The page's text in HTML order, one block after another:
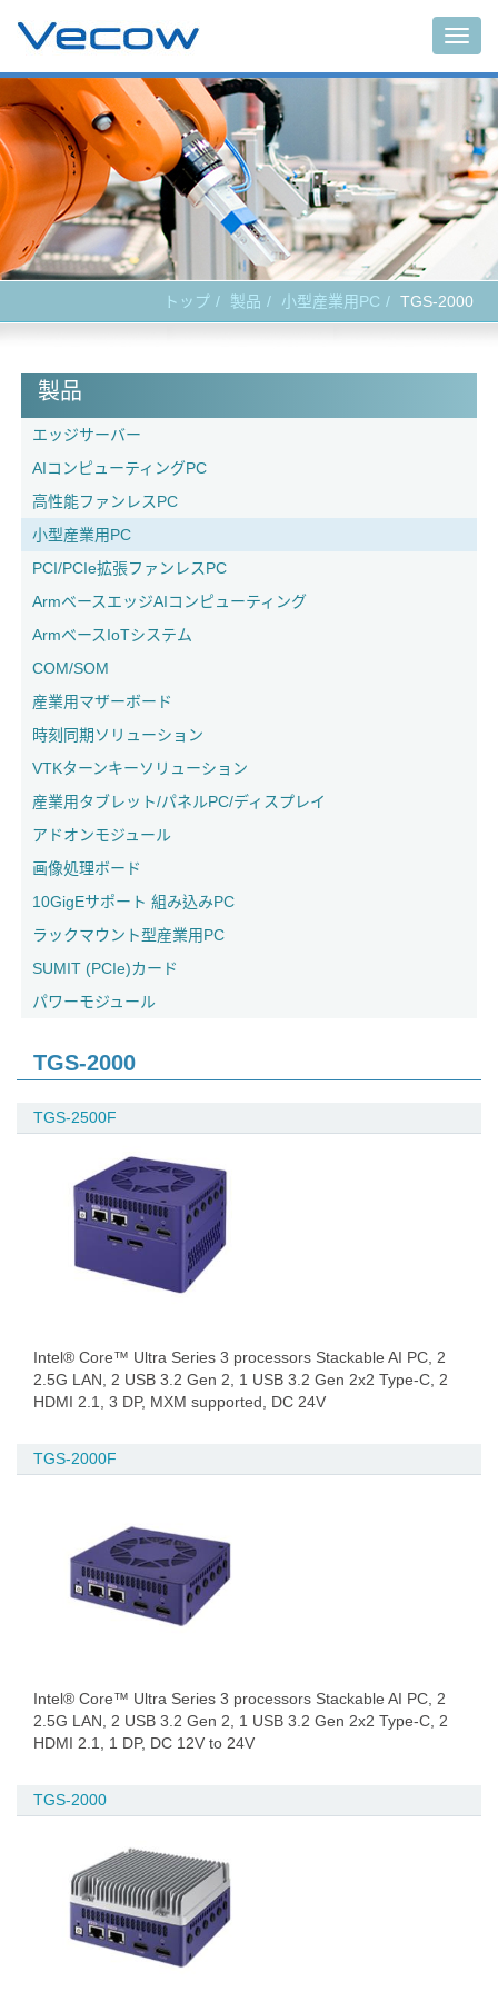
トップ 製品 小型産業用PC TGS-2000
製品
エッジサーバー
AIコンピューティングPC
高性能ファンレスPC
小型産業用PC
PCI/PCIe拡張ファンレスPC
ArmベースエッジAIコンピューティング
ArmベースIoTシステム
COM/SOM
産業用マザーボード
時刻同期ソリューション
VTKターンキーソリューション
産業用タブレット/パネルPC/ディスプレイ
アドオンモジュール
画像処理ボード
10GigEサポート 組み込みPC
ラックマウント型産業用PC
SUMIT (PCIe)カード
パワーモジュール
TGS-2000
TGS-2500F
Intel® Core™ Ultra Series 3 processors Stackable AI PC, 2
2.5G LAN, 2 USB 3.2 Gen 2, 1 USB 3.2 Gen 2x2 Type-C, 2
HDMI 2.1, 3 DP, MXM supported, DC 24V
TGS-2000F
Intel® Core™ Ultra Series 3 processors Stackable AI PC, 2
2.5G LAN, 2 USB 3.2 Gen 2, 1 USB 3.2 Gen 2x2 Type-C, 2
HDMI 2.1, 1 DP, DC 12V to 24V
TGS-2000